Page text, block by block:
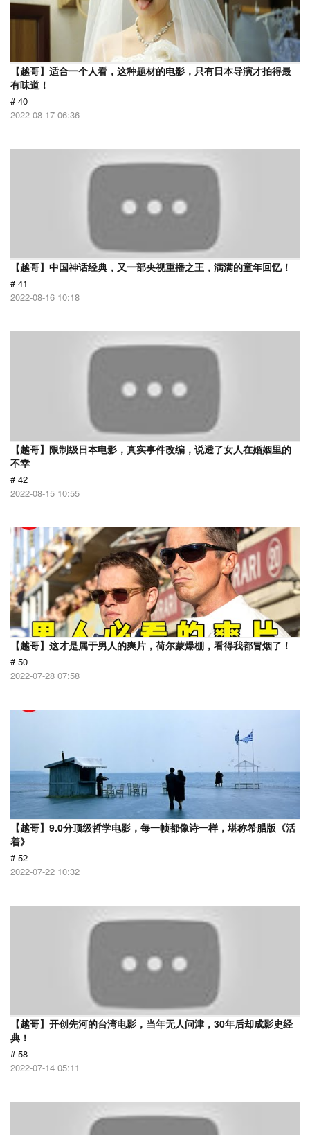
【越哥】适合一个人看，这种题材的电影，只有日本导演才拍得最
有味道！
# 40
2022-08-17 06:36
【越哥】中国神话经典，又一部央视重播之王，满满的童年回忆！
# 41
2022-08-16 10:18
【越哥】限制级日本电影，真实事件改编，说透了女人在婚姻里的
不幸
# 42
2022-08-15 10:55
【越哥】这才是属于男人的爽片，荷尔蒙爆棚，看得我都冒烟了！
# 50
2022-07-28 07:58
【越哥】9.0分顶级哲学电影，每一帧都像诗一样，堪称希腊版《活
着》
# 52
2022-07-22 10:32
【越哥】开创先河的台湾电影，当年无人问津，30年后却成影史经
典！
# 58
2022-07-14 05:11